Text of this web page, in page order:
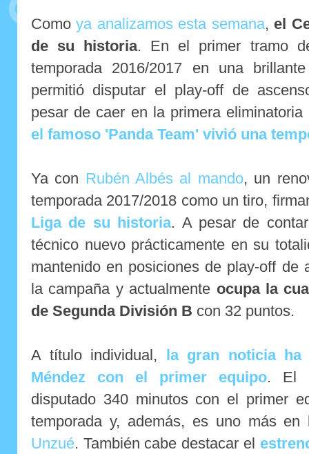
Comoya analizamos esta semana, el
de su historia. En el primer tramo
temporada 2016/2017 en una
permitió disputar el play-off de
pesar de caer en la primera
el famoso 'Panda Team' vivió una
Ya con Rubén Albés al mando, un
temporada 2017/2018 como un tiro,
Liga de su historia. A pesar de
técnico nuevo prácticamente en su
mantenido en posiciones de play-off de
la campaña y actualmente ocupa la
de Segunda División B con 32 puntos.
A título individual,
la gran noticia
Méndez con el primer equipo. El
disputado 340 minutos con el primer
temporada y, además, es uno más
Unzué. También cabe destacar el